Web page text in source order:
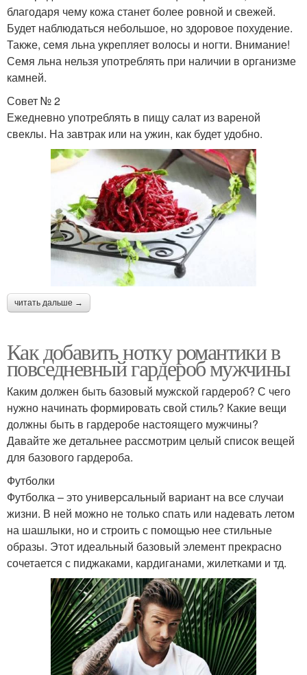
благодаря чему кожа станет более ровной и свежей.
Будет наблюдаться небольшое, но здоровое похудение.
Также, семя льна укрепляет волосы и ногти. Внимание!
Семя льна нельзя употреблять при наличии в организме
камней.
Совет № 2
Ежедневно употреблять в пищу салат из вареной
свеклы. На завтрак или на ужин, как будет удобно.
читать дальше →
Как добавить нотку романтики в
повседневный гардероб мужчины
Каким должен быть базовый мужской гардероб? С чего
нужно начинать формировать свой стиль? Какие вещи
должны быть в гардеробе настоящего мужчины?
Давайте же детальнее рассмотрим целый список вещей
для базового гардероба.
Футболки
Футболка – это универсальный вариант на все случаи
жизни. В ней можно не только спать или надевать летом
на шашлыки, но и строить с помощью нее стильные
образы. Этот идеальный базовый элемент прекрасно
сочетается с пиджаками, кардиганами, жилетками и тд.